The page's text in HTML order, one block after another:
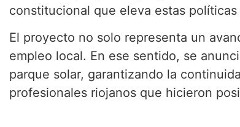
constitucional que eleva estas políticas
El proyecto no solo representa un
empleo local. En ese sentido, se
parque solar, garantizando la
profesionales riojanos que hicieron